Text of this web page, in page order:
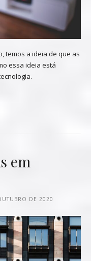
temos a ideia de que as
essa ideia está
em
DE 2020